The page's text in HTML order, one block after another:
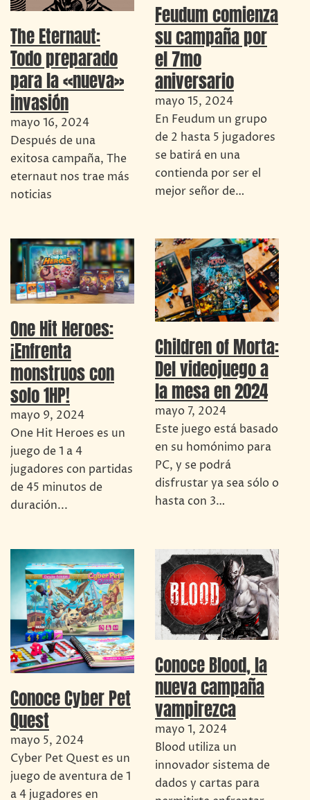
The Eternaut:
Todo preparado
para la «nueva»
invasión
mayo 16, 2024
Después de una
exitosa campaña, The
eternaut nos trae más
noticias
Feudum comienza
su campaña por
el 7mo
aniversario
mayo 15, 2024
En Feudum un grupo
de 2 hasta 5 jugadores
se batirá en una
contienda por ser el
mejor señor de…
One Hit Heroes:
¡Enfrenta
monstruos con
solo 1HP!
mayo 9, 2024
One Hit Heroes es un
juego de 1 a 4
jugadores con partidas
de 45 minutos de
duración...
Children of Morta:
Del videojuego a
la mesa en 2024
mayo 7, 2024
Este juego está basado
en su homónimo para
PC, y se podrá
disfrustar ya sea sólo o
hasta con 3…
Conoce Cyber Pet
Quest
mayo 5, 2024
Cyber Pet Quest es un
juego de aventura de 1
a 4 jugadores en
Conoce Blood, la
nueva campaña
vampirezca
mayo 1, 2024
Blood utiliza un
innovador sistema de
dados y cartas para